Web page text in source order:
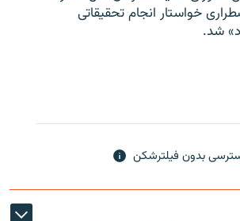
خواستار انجام تحقیقاتی
شد.
بدون فیلترشکن